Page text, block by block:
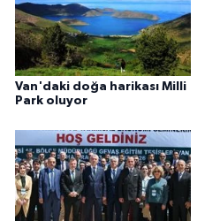
Van'daki doğa harikası Milli
Park oluyor